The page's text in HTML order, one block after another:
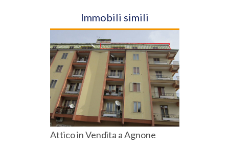
Immobili simili
Attico in Vendita a Agnone